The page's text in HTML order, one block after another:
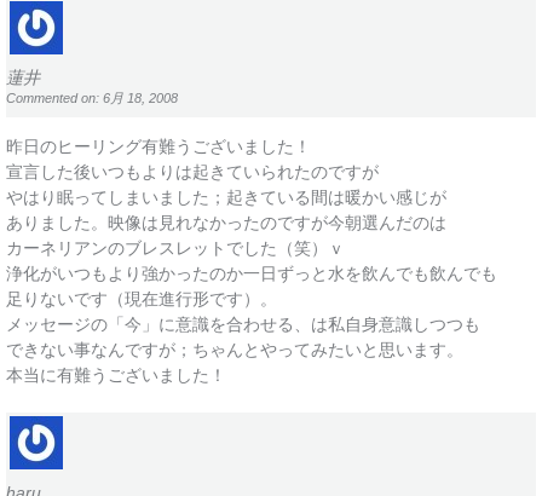
蓮井
Commented on: 6月 18, 2008
昨日のヒーリング有難うございました！
宣言した後いつもよりは起きていられたのですが
やはり眠ってしまいました；起きている間は暖かい感じが
ありました。映像は見れなかったのですが今朝選んだのは
カーネリアンのブレスレットでした（笑）ｖ
浄化がいつもより強かったのか一日ずっと水を飲んでも飲んでも
足りないです（現在進行形です）。
メッセージの「今」に意識を合わせる、は私自身意識しつつも
できない事なんですが；ちゃんとやってみたいと思います。
本当に有難うございました！